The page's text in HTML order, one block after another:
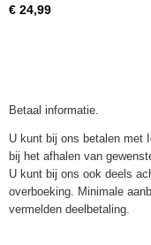
€ 24,99
Betaal informatie.
U kunt bij ons betalen met
bij het afhalen van
U kunt bij ons ook deels
overboeking. Minimale
vermelden deelbetaling.